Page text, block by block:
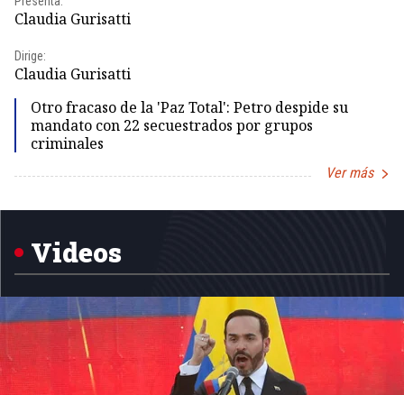
Claudia Gurisatti
Dirige:
Claudia Gurisatti
Otro fracaso de la 'Paz Total': Petro despide su
mandato con 22 secuestrados por grupos
criminales
Ver más
1
Videos